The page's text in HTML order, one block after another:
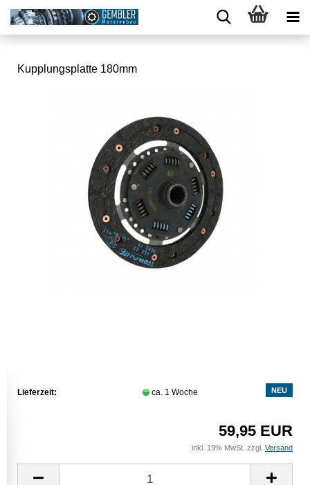
Kupplungsplatte 180mm
NEU
Lieferzeit: ca. 1 Woche
59,95 EUR
inkl. 19% MwSt. zzgl. Versand